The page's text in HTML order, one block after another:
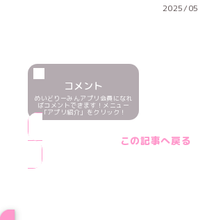
2025/
コメント
めいどりーみんアプリ会員になれ
ばコメントできます！メニュー
「アプリ紹介」をクリック！
この記事へ戻る